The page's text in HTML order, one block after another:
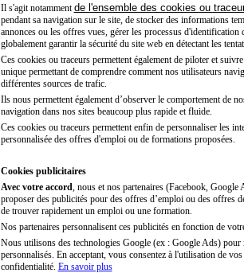
Il s'agit notamment de l'ensemble des cookies ou
pendant sa navigation sur le site, de stocker des informations
annonces ou les offres vues, gérer les processus
globalement garantir la sécurité du site web en détectant les
Ces cookies ou traceurs permettent également de piloter et
unique permettant de comprendre comment nos utilisateurs
différentes sources de trafic.
Ils nous permettent également d’observer le comportement de
navigation dans nos sites beaucoup plus rapide et fluide.
Ces cookies ou traceurs permettent enfin de personnaliser les
personnalisée des offres d'emploi ou de formations proposées.
Cookies publicitaires
Avec votre accord , nous et nos partenaires (Facebook,
proposer des publicités pour des offres d’emploi ou des offres
de trouver rapidement un emploi ou une formation.
Nos partenaires personnalisent ces publicités en fonction de
Nous utilisons des technologies Google (ex : Google Ads) pour
personnalisés. En acceptant, vous consentez à l'utilisation de
confidentialité. En savoir plus